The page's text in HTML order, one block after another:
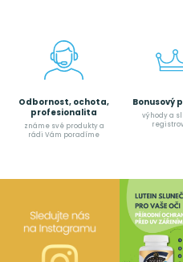
Odbornost, ochota,
profesionalita
známe své produkty a
rádi Vám poradíme
Bonusový
výhody a